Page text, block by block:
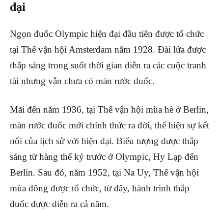
đại
Ngọn đuốc Olympic hiện đại đầu tiên được tổ chức
tại Thế vận hội Amsterdam năm 1928. Đài lửa được
thắp sáng trong suốt thời gian diễn ra các cuộc tranh
tài nhưng vẫn chưa có màn rước đuốc.
Mãi đến năm 1936, tại Thế vận hội mùa hè ở Berlin,
màn rước đuốc mới chính thức ra đời, thể hiện sự kết
nối của lịch sử với hiện đại. Biểu tượng được thắp
sáng từ hàng thế kỷ trước ở Olympic, Hy Lạp đến
Berlin. Sau đó, năm 1952, tại Na Uy, Thế vận hội
mùa đông được tổ chức, từ đây, hành trình thắp
đuốc được diễn ra cả năm.